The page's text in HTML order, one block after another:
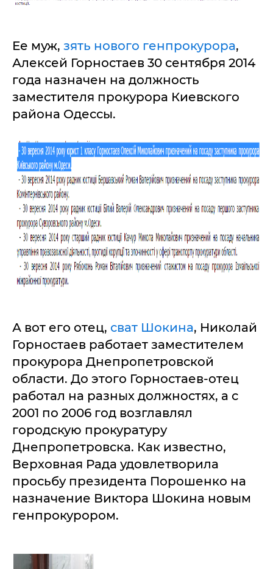
Ее муж, зять нового генпрокурора,
Алексей Горностаев 30 сентября 2014
года назначен на должность
заместителя прокурора Киевского
района Одессы.
А вот его отец, сват Шокина, Николай
Горностаев работает заместителем
прокурора Днепропетровской
области. До этого Горностаев-отец
работал на разных должностях, а с
2001 по 2006 год возглавлял
городскую прокуратуру
Днепропетровска. Как известно,
Верховная Рада удовлетворила
просьбу президента Порошенко на
назначение Виктора Шокина новым
генпрокурором.